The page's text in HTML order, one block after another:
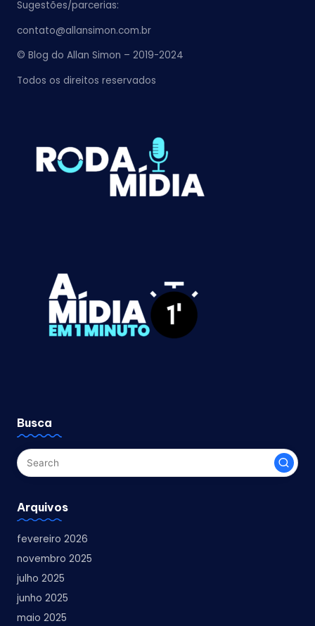
Sugestões/parcerias:
contato@allansimon.com.br
© Blog do Allan Simon – 2019-2024
Todos os direitos reservados
Busca
Arquivos
fevereiro 2026
novembro 2025
julho 2025
junho 2025
maio 2025